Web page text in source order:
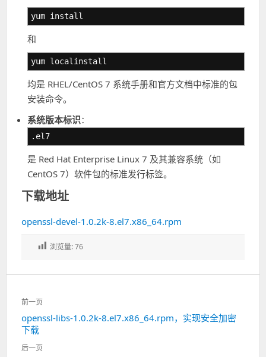
yum install
和
yum localinstall
均是 RHEL/CentOS 7 系统手册和官方文档中标准的包
安装命令。
系统版本标识：
.el7
是 Red Hat Enterprise Linux 7 及其兼容系统（如
CentOS 7）软件包的标准发行标签。
下载地址
openssl-devel-1.0.2k-8.el7.x86_64.rpm
浏览量:76
文
章
导
航
前一页
上
一
篇：
openssl-libs-1.0.2k-8.el7.x86_64.rpm，实现安全加密
下载
后一页